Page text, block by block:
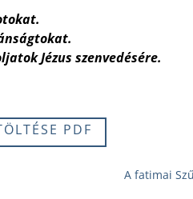
Jézus szenvedésére.
PDF
A fatimai